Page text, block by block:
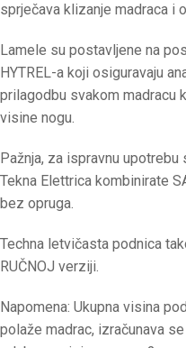
sprječava klizanje madraca i
Lamele su postavljene na
HYTREL-a koji osiguravaju
prilagodbu svakom madracu
visine nogu.
Pažnja, za ispravnu
Tekna Elettrica kombinirate
bez opruga.
Techna letvičasta podnica
RUČNOJ verziji.
Napomena: Ukupna visina
polaže madrac, izračunava